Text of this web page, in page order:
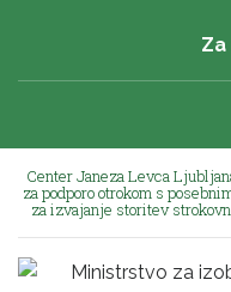
Center Janeza Levca
za podporo otrokom s
za izvajanje storitev